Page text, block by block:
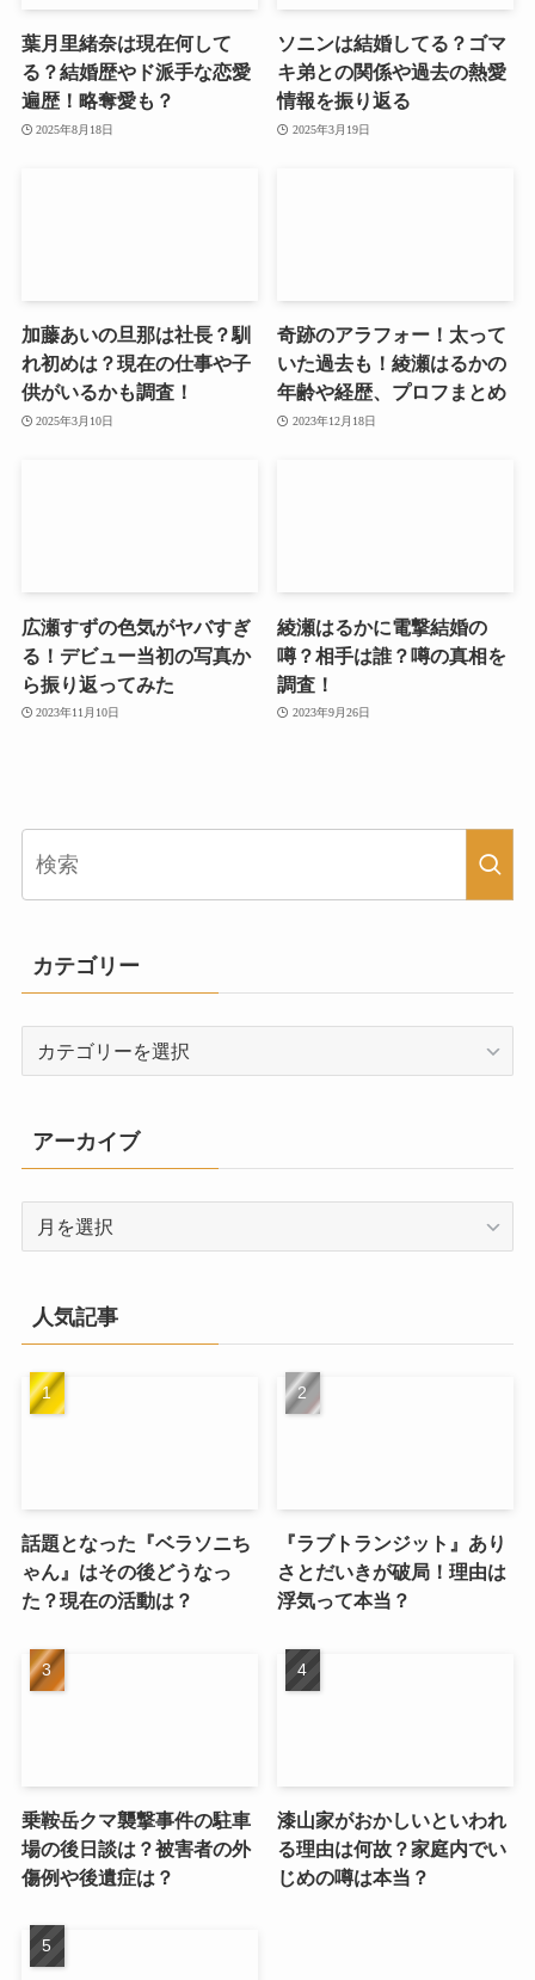
葉月里緒奈は現在何して
る？結婚歴やド派手な恋愛
遍歴！略奪愛も？
2025年8月18日
ソニンは結婚してる？ゴマ
キ弟との関係や過去の熱愛
情報を振り返る
2025年3月19日
加藤あいの旦那は社長？馴
れ初めは？現在の仕事や子
供がいるかも調査！
2025年3月10日
奇跡のアラフォー！太って
いた過去も！綾瀬はるかの
年齢や経歴、プロフまとめ
2023年12月18日
広瀬すずの色気がヤバすぎ
る！デビュー当初の写真か
ら振り返ってみた
2023年11月10日
綾瀬はるかに電撃結婚の
噂？相手は誰？噂の真相を
調査！
2023年9月26日
カテゴリー
リ
ー
アーカイブ
ブ
人気記事
話題となった『ベラソニち
ゃん』はその後どうなっ
た？現在の活動は？
『ラブトランジット』あり
さとだいきが破局！理由は
浮気って本当？
乗鞍岳クマ襲撃事件の駐車
場の後日談は？被害者の外
傷例や後遺症は？
漆山家がおかしいといわれ
る理由は何故？家庭内でい
じめの噂は本当？